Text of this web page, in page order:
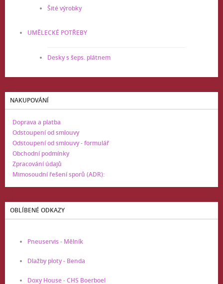
Šité výrobky
UMĚLECKÉ POTŘEBY
Desky s šeps. plátnem
NAKUPOVÁNÍ
Doprava a platba
Odstoupení od smlouvy
Odstoupení od smlouvy - formulář
Obchodní podmínky
Zpracování údajů
Mimosoudní řešení sporů (ADR):
OBLÍBENÉ ODKAZY
Pneuservis - Mělník
Dlažby ploty - Benda
Doxy House - CHS Boerboel